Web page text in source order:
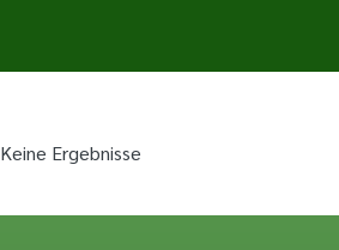
Keine Ergebnisse